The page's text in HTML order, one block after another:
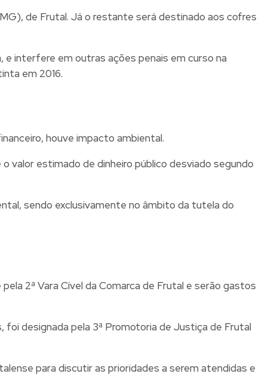
de Frutal. Já o restante será destinado aos cofres
interfere em outras ações penais em curso na
em 2016.
houve impacto ambiental.
valor estimado de dinheiro público desviado segundo
sendo exclusivamente no âmbito da tutela do
2ª Vara Cível da Comarca de Frutal e serão gastos
designada pela 3ª Promotoria de Justiça de Frutal
para discutir as prioridades a serem atendidas e